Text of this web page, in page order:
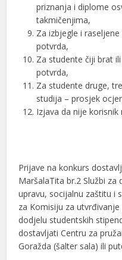
priznanja i diplome
takmičenjima,
Za izbjegle i
potvrda,
Za studente čiji brat
potvrda,
Za studente druge,
studija – prosjek
Izjava da nije korisnik
Prijave na konkurs
MaršalaTita br.2 Službi
upravu, socijalnu zaštitu i
za Komisiju za
dodjelu studentskih
dostavljati Centru za
Goražda (šalter sala) ili